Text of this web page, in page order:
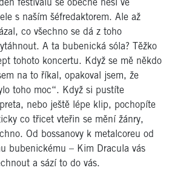
festivalu se obecně nesl ve
s naším šéfredaktorem. Ale až
co všechno se dá z toho
A ta bubenická sóla? Těžko
tohoto koncertu. Když se mě někdo
na to říkal, opakoval jsem, že
toho moc“. Když si pustíte
nebo ještě lépe klip, pochopíte
co třicet vteřin se mění žánry,
Od bossanovy k metalcoreu od
bubenickému – Kim Dracula vás
a sází to do vás.